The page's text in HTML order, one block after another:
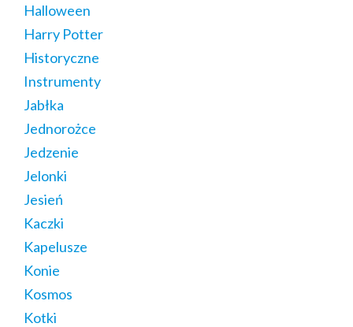
Halloween
Harry Potter
Historyczne
Instrumenty
Jabłka
Jednorożce
Jedzenie
Jelonki
Jesień
Kaczki
Kapelusze
Konie
Kosmos
Kotki